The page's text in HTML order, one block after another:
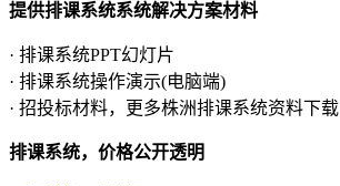
提供排课系统系统解决方案材料
· 排课系统PPT幻灯片
· 排课系统操作演示(电脑端)
· 招投标材料，更多株洲排课系统资料下载
排课系统，价格公开透明